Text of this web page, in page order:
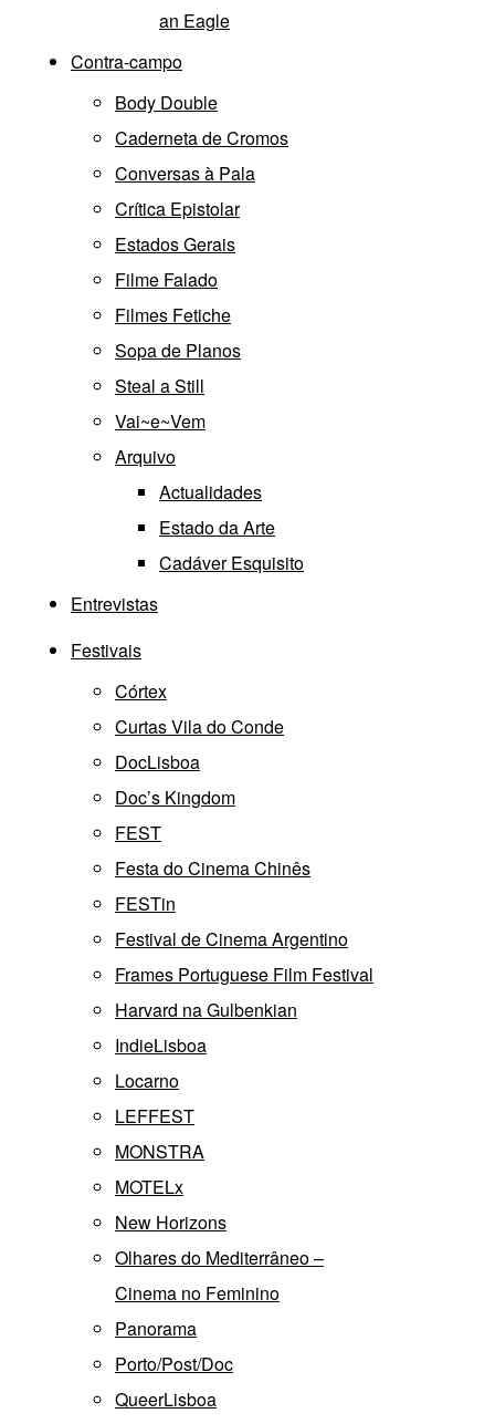
an Eagle
Contra-campo
Body Double
Caderneta de Cromos
Conversas à Pala
Crítica Epistolar
Estados Gerais
Filme Falado
Filmes Fetiche
Sopa de Planos
Steal a Still
Vai~e~Vem
Arquivo
Actualidades
Estado da Arte
Cadáver Esquisito
Entrevistas
Festivais
Córtex
Curtas Vila do Conde
DocLisboa
Doc’s Kingdom
FEST
Festa do Cinema Chinês
FESTin
Festival de Cinema Argentino
Frames Portuguese Film Festival
Harvard na Gulbenkian
IndieLisboa
Locarno
LEFFEST
MONSTRA
MOTELx
New Horizons
Olhares do Mediterrâneo –
Cinema no Feminino
Panorama
Porto/Post/Doc
QueerLisboa